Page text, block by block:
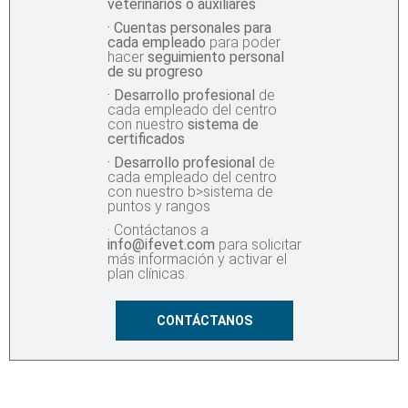
veterinarios o auxiliares
· Cuentas personales para
cada empleado para poder
hacer seguimiento personal
de su progreso
· Desarrollo profesional de
cada empleado del centro
con nuestro sistema de
certificados
· Desarrollo profesional de
cada empleado del centro
con nuestro b>sistema de
puntos y rangos
· Contáctanos a
info@ifevet.com para solicitar
más información y activar el
plan clínicas.
CONTÁCTANOS